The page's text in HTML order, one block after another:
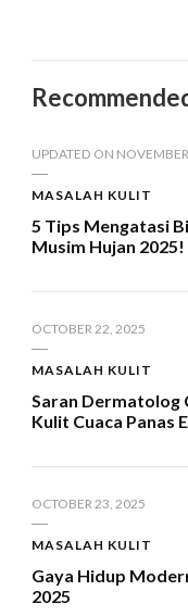
UPDATED ON
MASALAH KULIT
5 Tips Mengatasi
Musim Hujan 2025!
OCTOBER 22, 2025
MASALAH KULIT
Saran Dermatolog
Kulit Cuaca Panas
OCTOBER 23, 2025
MASALAH KULIT
Gaya Hidup
2025